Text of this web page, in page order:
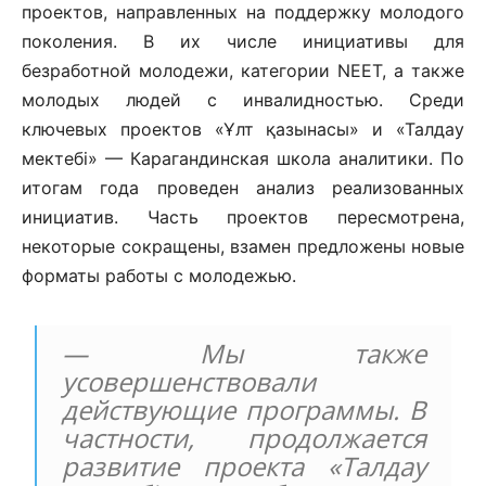
проектов, направленных на поддержку молодого
поколения. В их числе инициативы для
безработной молодежи, категории NEET, а также
молодых людей с инвалидностью. Среди
ключевых проектов «Ұлт қазынасы» и «Талдау
мектебі» — Карагандинская школа аналитики. По
итогам года проведен анализ реализованных
инициатив. Часть проектов пересмотрена,
некоторые сокращены, взамен предложены новые
форматы работы с молодежью.
— Мы также
усовершенствовали
действующие программы. В
частности, продолжается
развитие проекта «Талдау